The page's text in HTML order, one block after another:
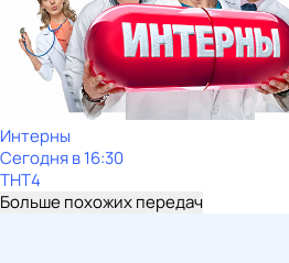
Интерны
Сегодня в 16:30
ТНТ4
Больше похожих передач